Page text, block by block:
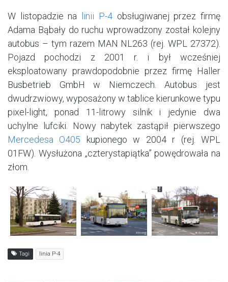
W listopadzie na linii P-4obsługiwanej przez firmę
Adama Bąbały do ruchu wprowadzony został kolejny
autobus – tym razem MAN NL263 (rej. WPL 27372).
Pojazd pochodzi z 2001 r. i był wcześniej
eksploatowany prawdopodobnie przez firmę Haller
Busbetrieb GmbH w Niemczech. Autobus jest
dwudrzwiowy, wyposażony w tablice kierunkowe typu
pixel-light, ponad 11-litrowy silnik i jedynie dwa
uchylne lufciki. Nowy nabytek zastąpił pierwszego
Mercedesa O405 kupionego w 2004 r (rej. WPL
01FW). Wysłużona „czterystapiątka” powędrowała na
złom.
Tagi linia P-4